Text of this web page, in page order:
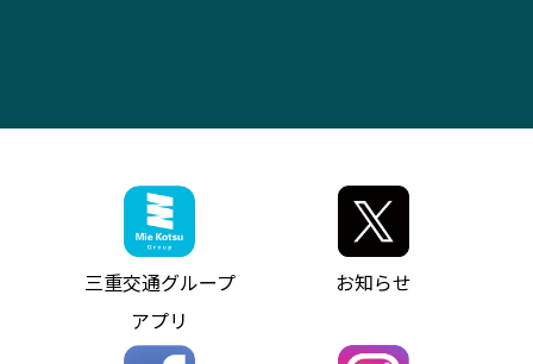
神都ライナー
ミジュマルのラッピングバス（鈴鹿管内）
参宮バス
神都バス
パールシャトル
バス情報の見える化
お客様駐車場のご案内
アイコンの説明
インターネット予約
よくあるご質問
お問い合わせ
ザ・バスコレクション三重交通バスセット
三重交通公式グッズ
ファンコーナー
お問い合わせ
お知らせ・最新情報一覧
ニュースリリース
お問い合わせ
三重交通グループ
アプリ
お知らせ